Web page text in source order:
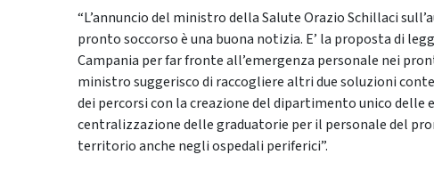
“L’annuncio del ministro della Salute Orazio Schillaci
pronto soccorso è una buona notizia. E’ la proposta di
Campania per far fronte all’emergenza personale nei
ministro suggerisco di raccogliere altri due soluzioni
dei percorsi con la creazione del dipartimento unico
centralizzazione delle graduatorie per il personale del
territorio anche negli ospedali periferici”.